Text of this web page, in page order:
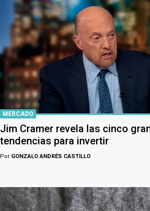
MERCADO
Jim Cramer revela las cinco
tendencias para invertir
Por GONZALO ANDRÉS CASTILLO